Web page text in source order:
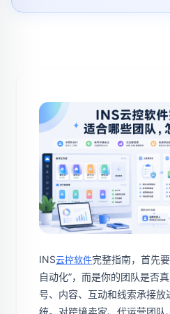
INS云控软件完整指南，首先
自动化”，而是你的团队是否
号、内容、互动和线索承接放
统。对跨境卖家、代运营团队